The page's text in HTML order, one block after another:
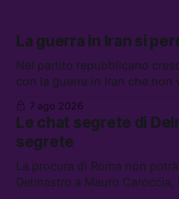
La guerra in Iran si
Nel partito repubblicano
con la guerra in Iran che non
lavoro, Schlein prova a
che cos’è lo “Spiralismo,” la
7 ago 2026
Le chat segrete di
segrete
La procura di Roma non
Delmastro a Mauro